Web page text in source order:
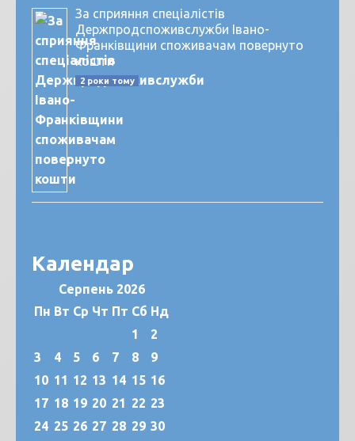
За сприяння спеціалістів
Держпродспоживслужби Івано-
Франківщини споживачам повернуто
кошти
2 роки тому
Календар
Серпень 2026
Пн Вт Ср Чт Пт Сб Нд
1
2
3
4 5 6 7 8
9
10 11 12 13 14 15 16
17 18 19 20 21 22 23
24 25 26 27 28 29 30